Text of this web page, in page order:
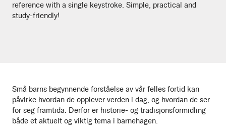
Små barns begynnende forståelse av vår felles fortid kan
påvirke hvordan de opplever verden i dag, og hvordan de ser
for seg framtida. Derfor er historie- og tradisjonsformidling
både et aktuelt og viktig tema i barnehagen.
reference with a single keystroke. Simple, practical and
study-friendly!